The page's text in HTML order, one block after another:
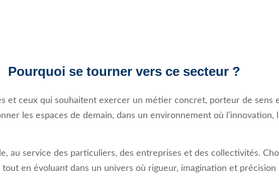
Pourquoi se tourner vers ce secteur ?
et ceux qui souhaitent exercer un métier concret, porteur de
les espaces de demain, dans un environnement où
au service des particuliers, des entreprises et des collectivités.
en évoluant dans un univers où rigueur, imagination et précision